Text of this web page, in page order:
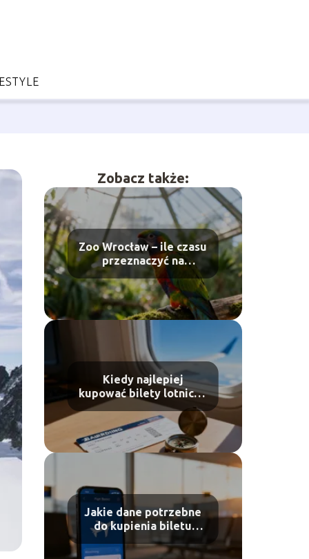
Zobacz także:
Zoo Wrocław – ile czasu
przeznaczyć na
zwiedzanie?
Kiedy najlepiej
kupować bilety lotnicze
Wizzair?
Jakie dane potrzebne
do kupienia biletu
lotniczego Ryanair?